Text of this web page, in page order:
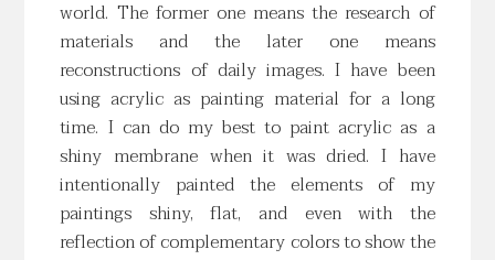
world. The former one means the research of
materials and the later one means
reconstructions of daily images. I have been
using acrylic as painting material for a long
time. I can do my best to paint acrylic as a
shiny membrane when it was dried. I have
intentionally painted the elements of my
paintings shiny, flat, and even with the
reflection of complementary colors to show the